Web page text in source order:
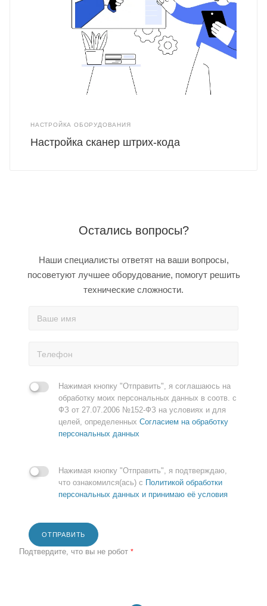
НАСТРОЙКА ОБОРУДОВАНИЯ
Настройка сканер штрих-кода
Остались вопросы?
Наши специалисты ответят на ваши вопросы,
посоветуют лучшее оборудование, помогут решить
технические сложности.
Нажимая кнопку "Отправить", я соглашаюсь на
обработку моих персональных данных в соотв. с
ФЗ от 27.07.2006 №152-ФЗ на условиях и для
целей, определенных Согласием на обработку
персональных данных
Нажимая кнопку "Отправить", я подтверждаю,
что ознакомился(ась) с Политикой обработки
персональных данных и принимаю её условия
ОТПРАВИТЬ
Подтвердите, что вы не робот *